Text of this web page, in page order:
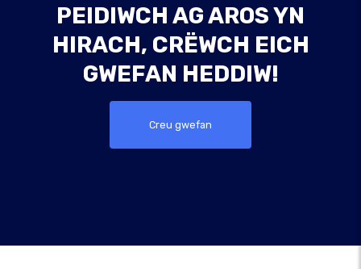
PEIDIWCH AG AROS YN
HIRACH, CRËWCH EICH
GWEFAN HEDDIW!
Creu gwefan